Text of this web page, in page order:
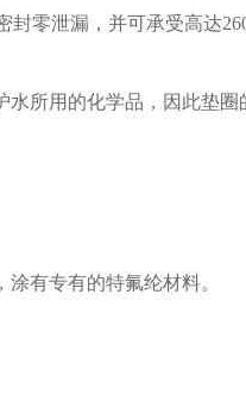
封零泄漏，并可承受高达
所用的化学品，因此垫圈
有专有的特氟纶材料。